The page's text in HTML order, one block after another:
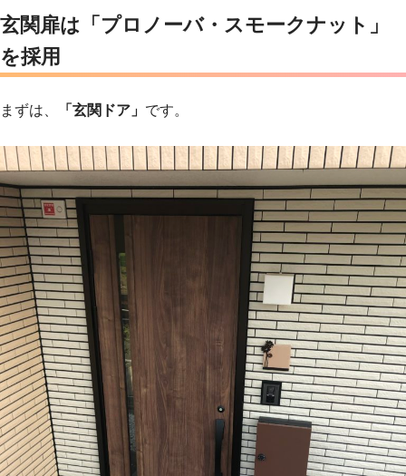
玄関扉は「プロノーバ・スモークナット」
を採用
まずは、 「玄関ドア」 です。